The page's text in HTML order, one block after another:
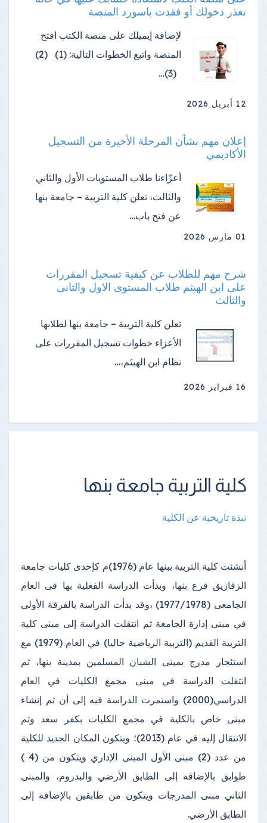
تعذر دخولك أو فقدت باسورد المنصة
لإضافة إيميلك على منصة الكتب افتح
المنصة واتبع الخطوات التالية: (1) (2)
(3)…
12 أبريل 2026
إعلان مهم بشأن المرحلة الأخيرة من التسجيل
الأكاديمي
أعزّاءنا طلاب المستويات الأول والثاني
والثالث، تعلن كلية التربية – جامعة بنها
عن فتح باب…
01 مارس 2026
شرح مهم للطلاب عن كيفية تسجيل المقررات
على ابن الهيثم طلاب المستوى الاول والثانى
والثالث
تعلن كلية التربية – جامعة بنها لطلابها
الأعزاء خطوات تسجيل المقررات على
نظام ابن الهيثم،…
16 فبراير 2026
كلية التربية جامعة بنها
نبذة تاريخية عن الكلية
أنشئت كلية التربية ببنها عام (1976)م كإحدى كليات جامعة
الزقازيق فرع بنها، وبدأت الدراسة الفعلية بها فى العام
الجامعى (1977/1978) ،وقد بدأت الدراسة بالفرقة الأولى
في مبنى إدارة الجامعة ثم انتقلت الدراسة إلى مبنى كلية
التربية القديم (التربية الرياضية حاليا) في العام (1979) مع
استئجار مدرج بمبنى الشبان المسلمين بمدينة بنها، ثم
انتقلت الدراسة في مبنى مجمع الكليات في العام
الدراسي(2000) واستمرت الدراسة فيه إلى أن تم إنشاء
مبنى خاص بالكلية في مجمع الكليات بكفر سعد وتم
الانتقال إليه في عام (2013)؛ ويتكون المكان الجديد للكلية
من عدد (2) مبنى الأول المبنى الإداري ويتكون من (4 )
طوابق بالإضافة إلى الطابق الأرضي والبدروم، والمبنى
الثاني مبنى المدرجات ويتكون من طابقين بالإضافة إلى
الطابق الأرضي.